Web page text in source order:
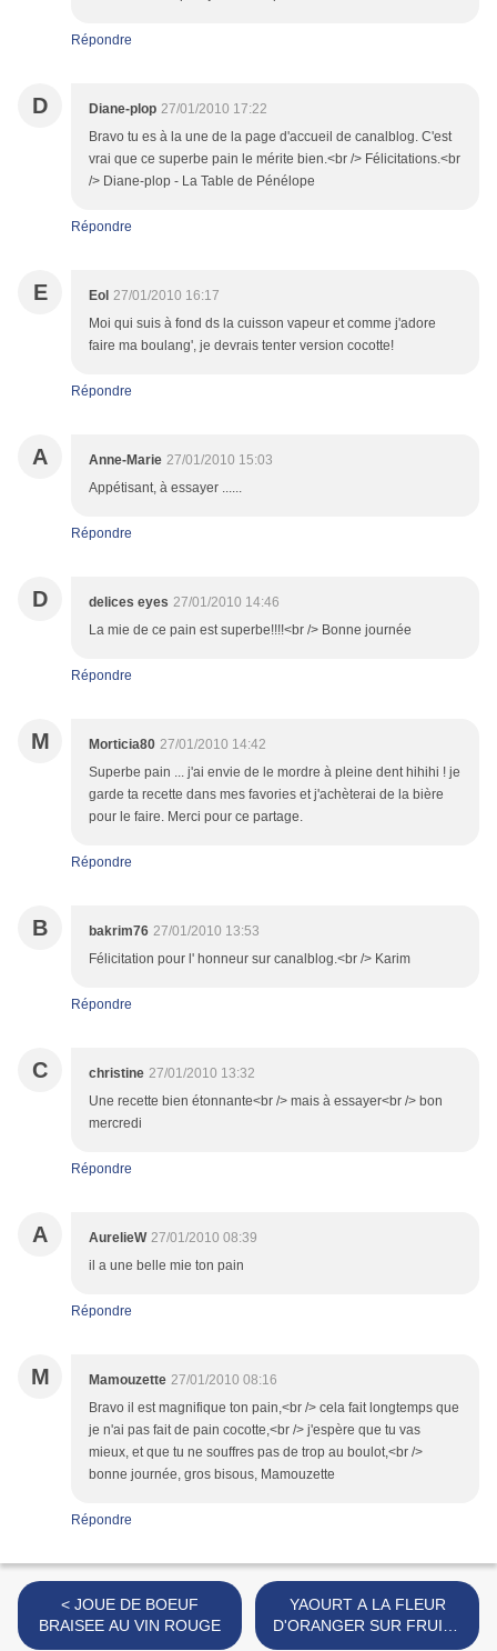
Répondre
D Diane-plop 27/01/2010 17:22
Bravo tu es à la une de la page d'accueil de canalblog. C'est
vrai que ce superbe pain le mérite bien.<br /> Félicitations.<br
/> Diane-plop - La Table de Pénélope
Répondre
E Eol 27/01/2010 16:17
Moi qui suis à fond ds la cuisson vapeur et comme j'adore
faire ma boulang', je devrais tenter version cocotte!
Répondre
A Anne-Marie 27/01/2010 15:03
Appétisant, à essayer ......
Répondre
D delices eyes 27/01/2010 14:46
La mie de ce pain est superbe!!!!<br /> Bonne journée
Répondre
M Morticia80 27/01/2010 14:42
Superbe pain ... j'ai envie de le mordre à pleine dent hihihi ! je
garde ta recette dans mes favories et j'achèterai de la bière
pour le faire. Merci pour ce partage.
Répondre
B bakrim76 27/01/2010 13:53
Félicitation pour l' honneur sur canalblog.<br /> Karim
Répondre
C christine 27/01/2010 13:32
Une recette bien étonnante<br /> mais à essayer<br /> bon
mercredi
Répondre
A AurelieW 27/01/2010 08:39
il a une belle mie ton pain
Répondre
M Mamouzette 27/01/2010 08:16
Bravo il est magnifique ton pain,<br /> cela fait longtemps que
je n'ai pas fait de pain cocotte,<br /> j'espère que tu vas
mieux, et que tu ne souffres pas de trop au boulot,<br />
bonne journée, gros bisous, Mamouzette
Répondre
< JOUE DE BOEUF
BRAISEE AU VIN ROUGE
YAOURT A LA FLEUR
D'ORANGER SUR FRUITS
SECS AU MIEL >